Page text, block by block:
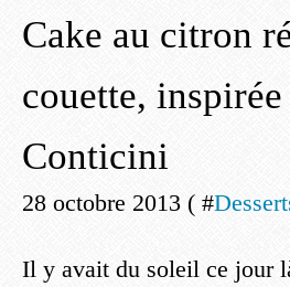
Cake au citron
couette,
Conticini
28 octobre 2013 ( #
Il y avait du soleil ce jour